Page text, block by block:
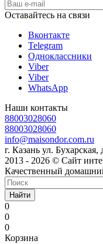
Оставайтесь на связи
Вконтакте
Telegram
Одноклассники
Viber
Viber
WhatsApp
Наши контакты
88003028060
88003028060
info@maisondor.com.ru
г. Казань ул. Бухарская,
2013 - 2026 © Сайт
Качественный
Найти
0
0
0
Корзина